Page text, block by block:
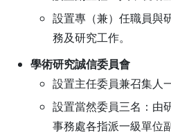
設置專（兼）任職員與
務及研究工作。
學術研究誠信委員會
設置主任委員兼召集人一
設置當然委員三名：由
事務處各指派一級單位